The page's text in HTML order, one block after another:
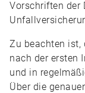
Vorschriften der
Zu beachten ist,
nach der ersten
und in
Über die